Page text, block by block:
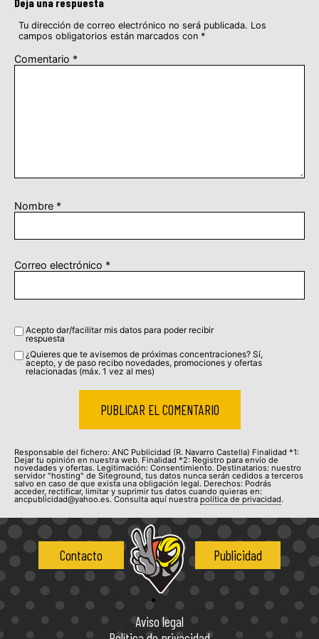
Tu dirección de correo electrónico no será publicada. Los
campos obligatorios están marcados con *
Comentario *
Nombre *
Correo electrónico *
Acepto dar/facilitar mis datos para poder recibir
respuesta
¿Quieres que te avisemos de próximas concentraciones? Sí,
acepto, y de paso recibo novedades, promociones y ofertas
relacionadas (máx. 1 vez al mes)
Responsable del fichero: ANC Publicidad (R. Navarro Castella) Finalidad *1:
Dejar tu opinión en nuestra web. Finalidad *2: Registro para envío de
novedades y ofertas. Legitimación: Consentimiento. Destinatarios: nuestro
servidor "hosting" de Siteground, tus datos nunca serán cedidos a terceros
salvo en caso de que exista una obligación legal. Derechos: Podrás
acceder, rectificar, limitar y suprimir tus datos cuando quieras en:
ancpublicidad@yahoo.es. Consulta aquí nuestra política de privacidad.
Contacto Publicidad
Aviso legal